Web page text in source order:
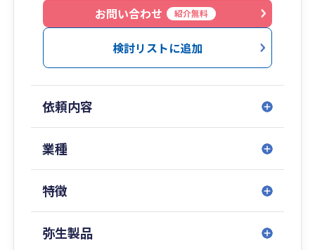
お問い合わせ
紹介無料
検討リストに追加
依頼内容
業種
特徴
弥生製品